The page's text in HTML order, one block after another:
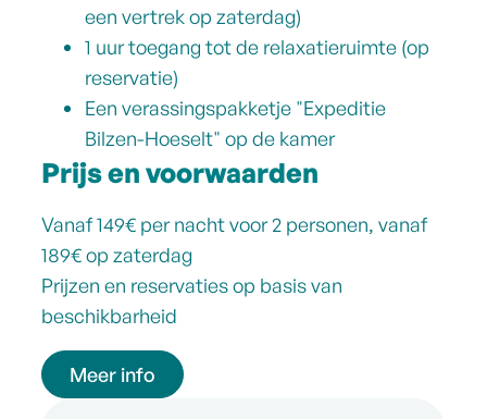
een vertrek op zaterdag)
1 uur toegang tot de relaxatieruimte (op
reservatie)
Een verassingspakketje "Expeditie
Bilzen-Hoeselt" op de kamer
Prijs en voorwaarden
Vanaf 149€ per nacht voor 2 personen, vanaf
189€ op zaterdag
Prijzen en reservaties op basis van
beschikbarheid
Meer info